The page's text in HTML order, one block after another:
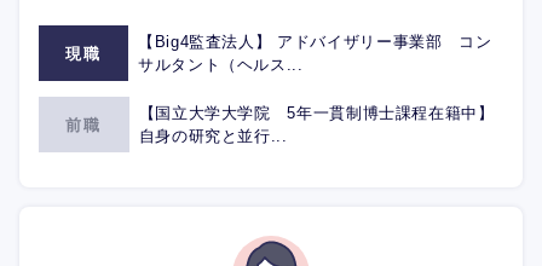
現職
【Big4監査法人】 アドバイザリー事業部 コン
サルタント（ヘルス...
前職
【国立大学大学院 5年一貫制博士課程在籍中】
自身の研究と並行...